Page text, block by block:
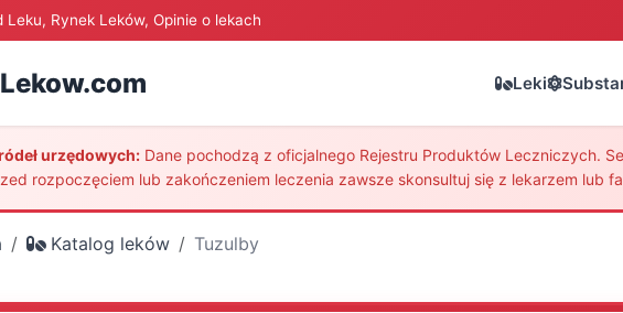
Leku, Rynek Leków, Opinie o lekach
Leki
urzędowych: Dane pochodzą z oficjalnego Rejestru Produktów Leczniczych.
rozpoczęciem lub zakończeniem leczenia zawsze skonsultuj się z lekarzem lub
Katalog leków Tuzulby